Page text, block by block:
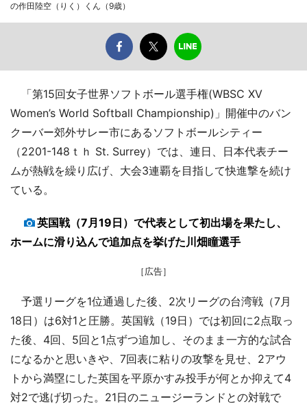
の作田陸空（りく）くん（9歳）
「第15回女子世界ソフトボール選手権(WBSC XV
Women’s World Softball Championship)」開催中のバン
クーバー郊外サレー市にあるソフトボールシティー
（2201-148ｔｈ St. Surrey）では、連日、日本代表チー
ムが熱戦を繰り広げ、大会3連覇を目指して快進撃を続け
ている。
英国戦（7月19日）で代表として初出場を果たし、
ホームに滑り込んで追加点を挙げた川畑瞳選手
［広告］
予選リーグを1位通過した後、2次リーグの台湾戦（7月
18日）は6対1と圧勝。英国戦（19日）では初回に2点取っ
た後、4回、5回と1点ずつ追加し、そのまま一方的な試合
になるかと思いきや、7回表に粘りの攻撃を見せ、2アウ
トから満塁にした英国を平原かすみ投手が何とか抑えて4
対2で逃げ切った。21日のニュージーランドとの対戦で